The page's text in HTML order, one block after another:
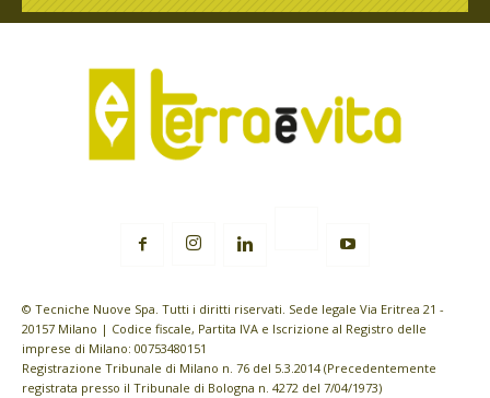
© Tecniche Nuove Spa. Tutti i diritti riservati. Sede legale Via Eritrea 21 -
20157 Milano | Codice fiscale, Partita IVA e Iscrizione al Registro delle
imprese di Milano: 00753480151
Registrazione Tribunale di Milano n. 76 del 5.3.2014 (Precedentemente
registrata presso il Tribunale di Bologna n. 4272 del 7/04/1973)